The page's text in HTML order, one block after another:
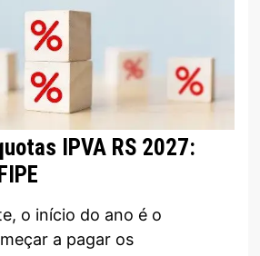
IPVA RS 2027:
o início do ano é o
a pagar os